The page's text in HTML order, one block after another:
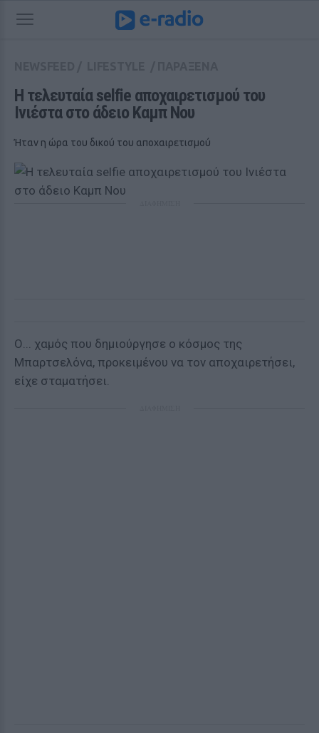
Η τελευταία selfie αποχαιρετισμού του
Ινιέστα στο άδειο Καμπ Νου
Ήταν η ώρα του δικού του αποχαιρετισμού
Ο... χαμός που δημιούργησε ο κόσμος της
Μπαρτσελόνα, προκειμένου να τον αποχαιρετήσει,
είχε σταματήσει.